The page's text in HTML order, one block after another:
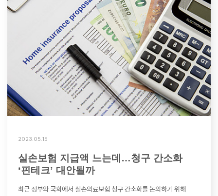
2023.05.15
실손보험 지급액 느는데…청구 간소화
‘핀테크’ 대안될까
최근 정부와 국회에서 실손의료보험 청구 간소화를 논의하기 위해